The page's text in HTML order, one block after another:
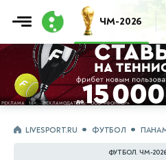
ЧМ-2026
LIVESPORT.RU ФУТБОЛ
ФУТБОЛ. ЧМ-